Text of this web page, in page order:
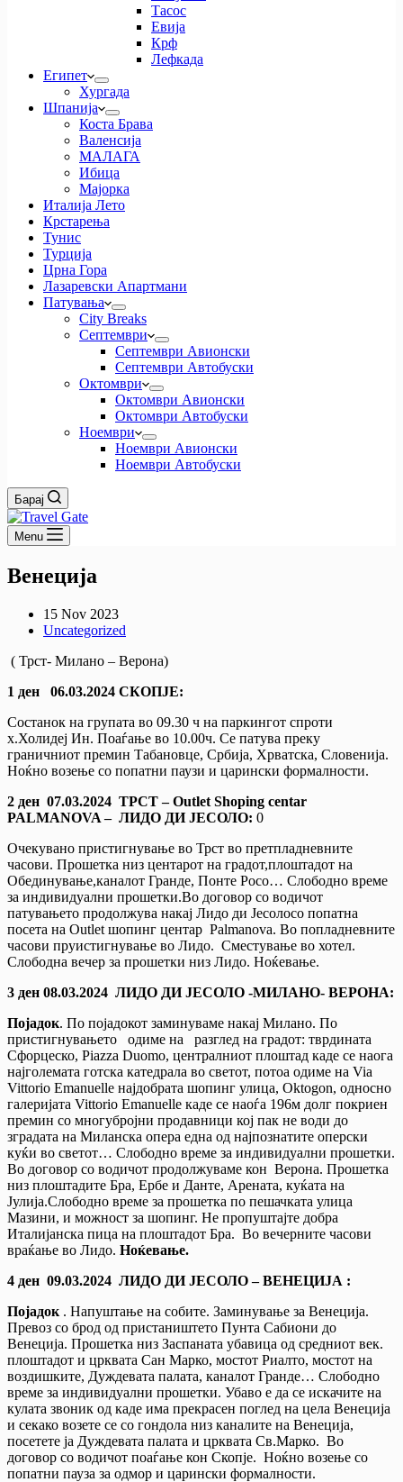
Тасос
Евија
Крф
Лефкада
Египет
Хургада
Шпанија
Коста Брава
Валенсија
МАЛАГА
Ибица
Мајорка
Италија Лето
Крстарења
Тунис
Турција
Црна Гора
Лазаревски Апартмани
Патувања
City Breaks
Септември
Септември Авионски
Септември Автобуски
Октомври
Октомври Авионски
Октомври Автобуски
Ноември
Ноември Авионски
Ноември Автобуски
Барај
Menu
Венеција
15 Nov 2023
Uncategorized
( Трст- Милано – Верона)
1 ден
06.03.2024 СКОПЈЕ:
Состанок на групата во 09.30 ч на паркингот спроти
х.Холидеј Ин. Поаѓање во 10.00ч. Се патува преку
грaничниот премин Табановце, Србија, Хрватска, Словенија.
Ноќно возење со попатни паузи и царински формалности.
2 ден 07.03.2024 ТРСТ –Outlet Shoping centar
PALMANOVA – ЛИДО ДИ ЈЕСОЛО: 0
Очекувано пристигнување во Трст во претпладневните
часови. Прошетка низ центарот на градот,плоштадот на
Обединување,каналот Гранде, Понте Росо… Слободно време
за индивидуални прошетки.Во договор со водичот
патувањето продолжува накај Лидо ди Јесолосо попатна
посета на Outlet шопинг центар Palmanova. Во попладневните
часови пруистигнување во Лидо. Сместување во хотел.
Слободна вечер за прошетки низ Лидо. Ноќевање.
3 ден 08.03.2024 ЛИДО ДИ ЈЕСОЛО -МИЛАНО- ВЕРОНА:
Појадок. По појадокот заминуваме накај Милано. По
пристигнувањето одиме на разглед на градот: тврдината
Сфорцеско, Piazza Duomo, централниот плоштад каде се наога
најголемата готска катедрала во светот, потоа одиме на Via
Vittorio Emanuelle најдобрата шопинг улица, Oktogon, односно
галеријата Vittorio Emanuelle каде се наоѓа 196м долг покриен
премин со многубројни продавници кој пак не води до
зградата на Миланска опера една од најпознатите оперски
куќи во светот… Слободно време за индивидуални прошетки.
Во договор со водичот продолжуваме кон Верона. Прошетка
низ плоштадите Бра, Ербе и Данте, Арената, куќата на
Јулија.Слободно време за прошетка по пешачката улица
Мазини, и можност за шопинг. Не пропуштајте добра
Италијанска пица на плоштадот Бра. Во вечерните часови
враќање во Лидо. Ноќевање.
4 ден 09.03.2024 ЛИДО ДИ ЈЕСОЛО – ВЕНЕЦИЈА :
Појадок . Напуштање на собите. Заминување за Венеција.
Превоз со брод од пристаништето Пунта Сабиони до
Венеција. Прошетка низ Заспаната убавица од средниот век.
плоштадот и црквата Сан Марко, мостот Риалто, мостот на
воздишките, Дуждевата палата, каналот Гранде… Слободно
време за индивидуални прошетки. Убаво е да се искачите на
кулата звоник од каде има прекрасен поглед на цела Венеција
и секако возете се со гондола низ каналите на Венеција,
посетете ја Дуждевата палата и црквата Св.Марко. Во
договор со водичот поаѓање кон Скопје. Ноќно возење со
попатни пауза за одмор и царински формалности.